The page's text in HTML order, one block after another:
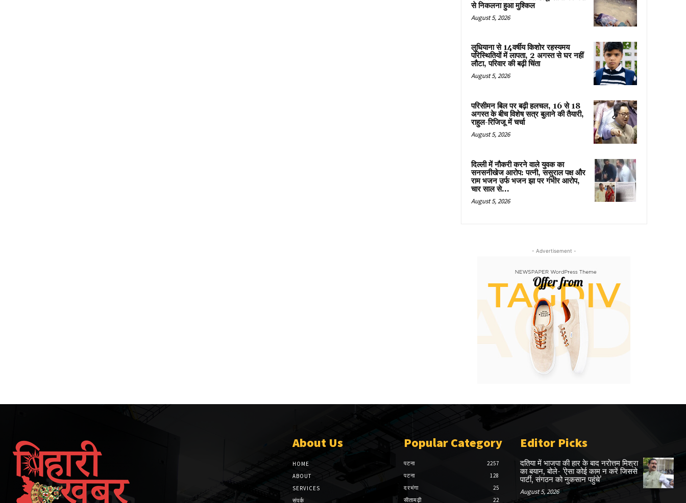
से निकलना हुआ मुश्किल
August 5, 2026
लुधियाना से 14वर्षीय किशोर रहस्यमय
परिस्थितियों में लापता, 2 अगस्त से घर नहीं
लौटा, परिवार की बढ़ी चिंता
August 5, 2026
परिसीमन बिल पर बढ़ी हलचल, 16 से 18
अगस्त के बीच विशेष सत्र बुलाने की तैयारी,
राहुल-रिजिजू में चर्चा
August 5, 2026
दिल्ली में नौकरी करने वाले युवक का
सनसनीखेज आरोप: पत्नी, ससुराल पक्ष और
राम भजन उर्फ भजन झा पर गंभीर आरोप,
चार साल से...
August 5, 2026
- Advertisement -
About Us
HOME
ABOUT
SERVICES
संपर्क
Popular Category
पटना
2257
पटना
128
दरभंगा
25
सीतामढ़ी
22
Editor Picks
दतिया में भाजपा की हार के बाद नरोत्तम मिश्रा
का बयान, बोले- ‘ऐसा कोई काम न करें जिससे
पार्टी, संगठन को नुकसान पहुंचे’
August 5, 2026